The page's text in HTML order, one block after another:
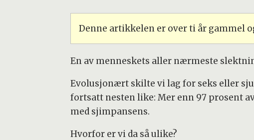
Denne artikkelen er over ti år gammel
En av menneskets aller nærmeste
Evolusjonært skilte vi lag for seks eller
fortsatt nesten like: Mer enn 97 prosent
med sjimpansens.
Hvorfor er vi da så ulike?